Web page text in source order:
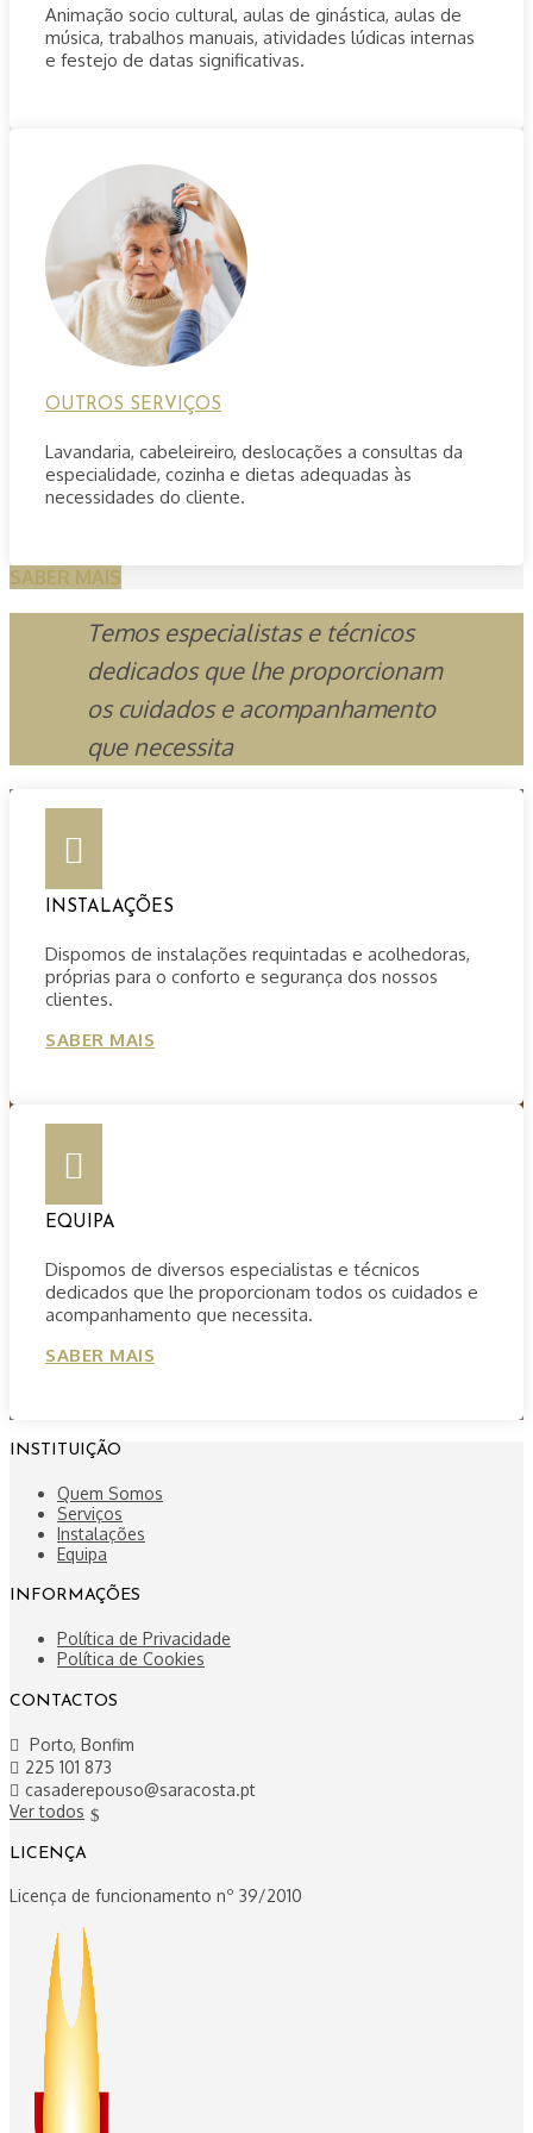
Animação socio cultural, aulas de ginástica, aulas de
música, trabalhos manuais, atividades lúdicas internas
e festejo de datas significativas.
OUTROS SERVIÇOS
Lavandaria, cabeleireiro, deslocações a consultas da
especialidade, cozinha e dietas adequadas às
necessidades do cliente.
SABER MAIS
Temos especialistas e técnicos
dedicados que lhe proporcionam
os cuidados e acompanhamento
que necessita

INSTALAÇÕES
Dispomos de instalações requintadas e acolhedoras,
próprias para o conforto e segurança dos nossos
clientes.
SABER MAIS

EQUIPA
Dispomos de diversos especialistas e técnicos
dedicados que lhe proporcionam todos os cuidados e
acompanhamento que necessita.
SABER MAIS
INSTITUIÇÃO
Quem Somos
Serviços
Instalações
Equipa
INFORMAÇÕES
Política de Privacidade
Política de Cookies
CONTACTOS
 Porto, Bonfim
 225 101 873
 casaderepouso@saracosta.pt
Ver todos $
LICENÇA
Licença de funcionamento nº 39/2010